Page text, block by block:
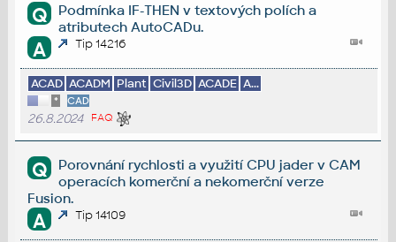
Q
Podmínka IF-THEN v textových polích a
atributech AutoCADu.
A Tip 14216
ACAD ACADM Plant Civil3D ACADE A...
* CAD
26.8.2024 FAQ
Q
Porovnání rychlosti a využití CPU jader v CAM
operacích komerční a nekomerční verze
Fusion.
A Tip 14109